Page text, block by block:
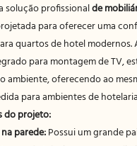
solução profissionalde
para oferecer uma
quartos de hotel
para montagem de TV,
ambiente, oferecendo ao
para ambientes de
do projeto:
parede:Possui um grande